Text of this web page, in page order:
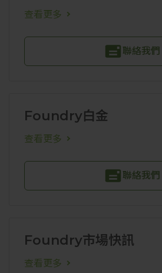
查看更多
聯絡我們
Foundry白金
查看更多
聯絡我們
Foundry市場快訊
查看更多